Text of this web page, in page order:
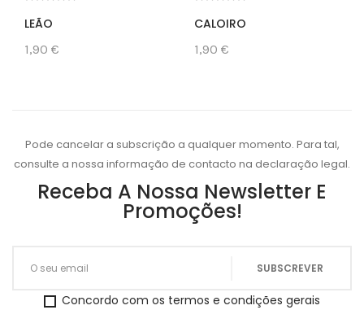
LEÃO
1,90 €
CALOIRO
1,90 €
Pode cancelar a subscrição a qualquer momento. Para tal,
consulte a nossa informação de contacto na declaração legal.
Receba A Nossa Newsletter E
Promoções!
Concordo com os termos e condições gerais